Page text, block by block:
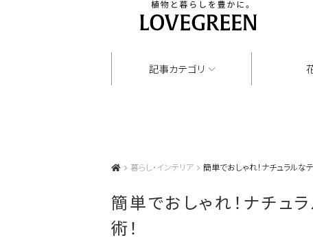
記事カテゴリ
暮らし・インテリア 簡単でおしゃれ！ナチュラルな
簡単でおしゃれ！ナチュ
術！